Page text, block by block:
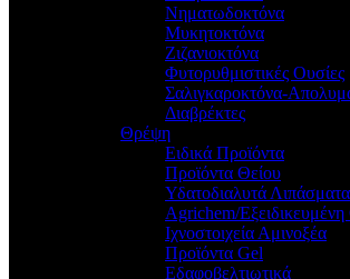
Νηματωδοκτόνα
Μυκητοκτόνα
Ζιζανιοκτόνα
Φυτορυθμιστικές Ουσίες
Σαλιγκαροκτόνα-
Διαβρέκτες
Θρέψη
Ειδικά Προϊόντα
Προϊόντα Θείου
Υδατοδιαλυτά Λιπάσματα
Agrichem/
Ιχνοστοιχεία Αμινοξέα
Προϊόντα Gel
Εδαφοβελτιωτικά